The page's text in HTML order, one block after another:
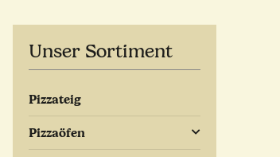
Unser Sortiment
Pizzateig
Pizzaöfen